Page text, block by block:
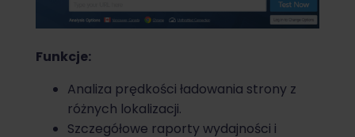
Funkcje:
Analiza prędkości ładowania strony z
różnych lokalizacji.
Szczegółowe raporty wydajności i